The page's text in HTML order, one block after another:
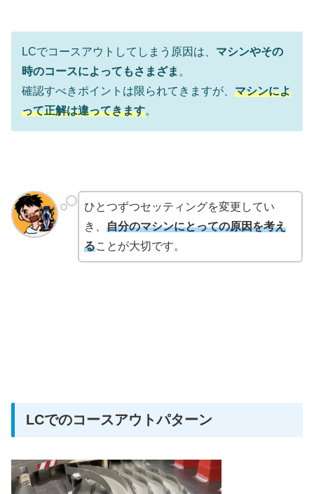
LCでコースアウトしてしまう原因は、 マシンやその
時のコースによってもさまざま 。
確認すべきポイントは限られてきますが、 マシンによ
って正解は違ってきます。
ひとつずつセッティングを変更してい
き、 自分のマシンにとっての原因を考え
ることが大切です。
LCでのコースアウトパターン